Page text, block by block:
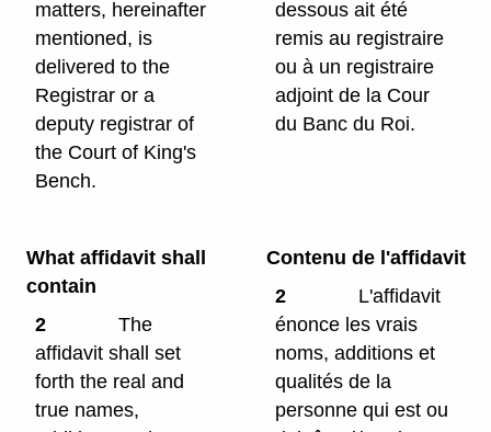
matters, hereinafter
mentioned, is
delivered to the
Registrar or a
deputy registrar of
the Court of King's
Bench.
dessous ait été
remis au registraire
ou à un registraire
adjoint de la Cour
du Banc du Roi.
What affidavit shall
contain
2
The
affidavit shall set
forth the real and
true names,
Contenu de l'affidavit
2
L'affidavit
énonce les vrais
noms, additions et
qualités de la
personne qui est ou